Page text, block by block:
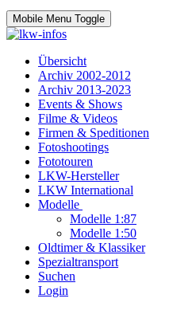
Mobile Menu Toggle
Übersicht
Archiv 2002-2012
Archiv 2013-2023
Events & Shows
Filme & Videos
Firmen & Speditionen
Fotoshootings
Fototouren
LKW-Hersteller
LKW International
Modelle
Modelle 1:87
Modelle 1:50
Oldtimer & Klassiker
Spezialtransport
Suchen
Login